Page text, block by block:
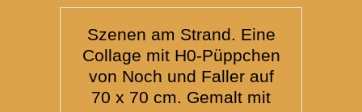
Szenen am Strand. Eine
Collage mit H0-Püppchen
von Noch und Faller auf
70 x 70 cm. Gemalt mit